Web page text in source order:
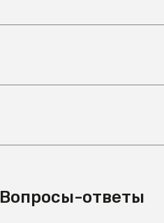
Вопросы-ответы